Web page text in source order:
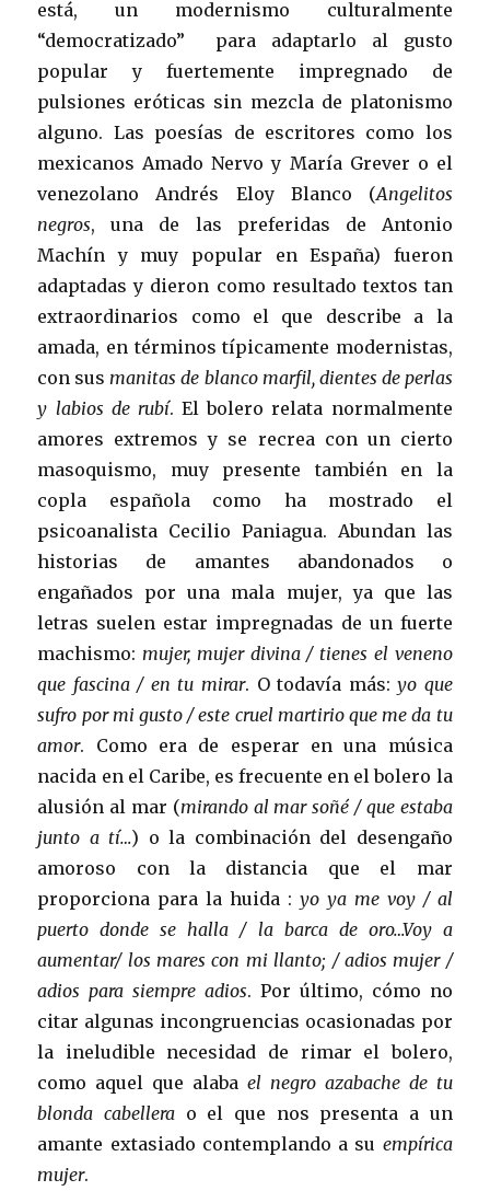
está, un modernismo culturalmente
“democratizado” para adaptarlo al gusto
popular y fuertemente impregnado de
pulsiones eróticas sin mezcla de platonismo
alguno. Las poesías de escritores como los
mexicanos Amado Nervo y María Grever o el
venezolano Andrés Eloy Blanco (Angelitos
negros, una de las preferidas de Antonio
Machín y muy popular en España) fueron
adaptadas y dieron como resultado textos tan
extraordinarios como el que describe a la
amada, en términos típicamente modernistas,
con sus manitas de blanco marfil, dientes de perlas
y labios de rubí. El bolero relata normalmente
amores extremos y se recrea con un cierto
masoquismo, muy presente también en la
copla española como ha mostrado el
psicoanalista Cecilio Paniagua. Abundan las
historias de amantes abandonados o
engañados por una mala mujer, ya que las
letras suelen estar impregnadas de un fuerte
machismo: mujer, mujer divina / tienes el veneno
que fascina / en tu mirar. O todavía más: yo que
sufro por mi gusto / este cruel martirio que me da tu
amor. Como era de esperar en una música
nacida en el Caribe, es frecuente en el bolero la
alusión al mar (mirando al mar soñé / que estaba
junto a tí…) o la combinación del desengaño
amoroso con la distancia que el mar
proporciona para la huida : yo ya me voy / al
puerto donde se halla / la barca de oro…Voy a
aumentar/ los mares con mi llanto; / adios mujer /
adios para siempre adios. Por último, cómo no
citar algunas incongruencias ocasionadas por
la ineludible necesidad de rimar el bolero,
como aquel que alaba el negro azabache de tu
blonda cabellera o el que nos presenta a un
amante extasiado contemplando a su empírica
mujer.